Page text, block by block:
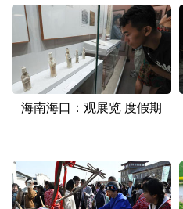
海南海口：观展览 度假期